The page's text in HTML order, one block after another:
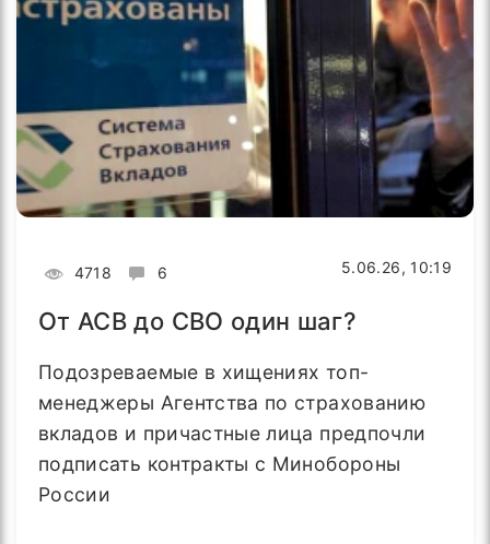
4718 6 5.06.26, 10:19
От АСВ до СВО один шаг?
Подозреваемые в хищениях топ-
менеджеры Агентства по страхованию
вкладов и причастные лица предпочли
подписать контракты с Минобороны
России